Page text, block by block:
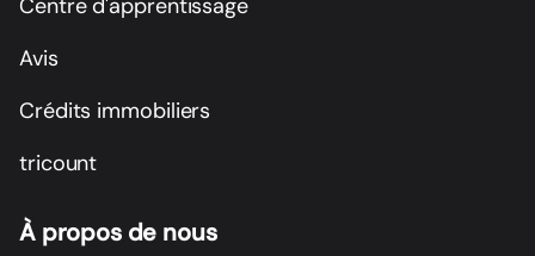
Centre d'apprentissage
Avis
Crédits immobiliers
tricount
À propos de nous